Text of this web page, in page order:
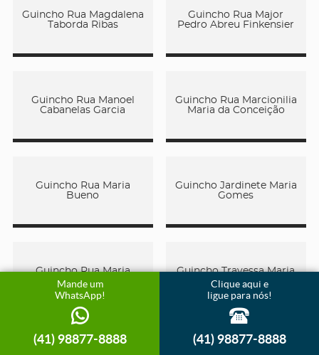
Guincho Rua Magdalena
Taborda Ribas
Guincho Rua Major
Pedro Abreu Finkensier
Guincho Rua Manoel
Cabanelas Garcia
Guincho Rua Marcionilia
Maria da Conceição
Guincho Rua Maria
Bueno
Guincho Jardinete Maria
Gomes
Guincho Rua Maria
Karam Joaquim
Guincho Travessa Maria
Maciel Farias
Mande um
WhatsApp!
(41) 98877-8888
Clique aqui e
ligue para nós!
(41) 98877-8888